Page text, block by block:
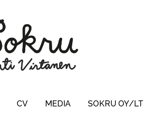
CV MEDIA SOKRU OY/